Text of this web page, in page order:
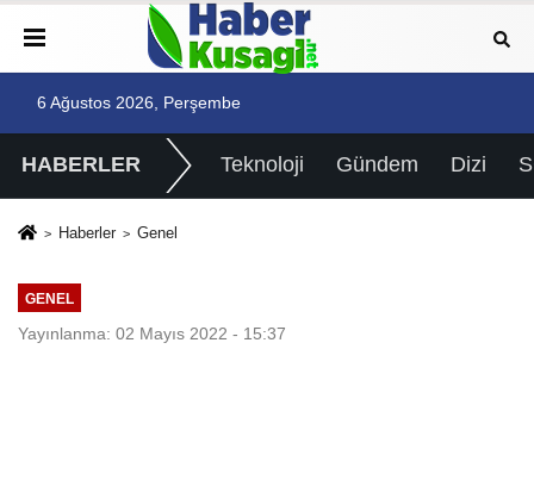
6 Ağustos 2026, Perşembe
HABERLER Teknoloji Gündem Dizi
Haberler Genel
GENEL
Yayınlanma: 02 Mayıs 2022 - 15:37